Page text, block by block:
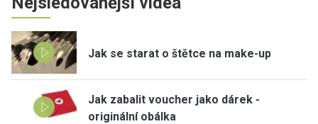
Jak se starat o štětce na make-up
Jak zabalit voucher jako dárek -
originální obálka